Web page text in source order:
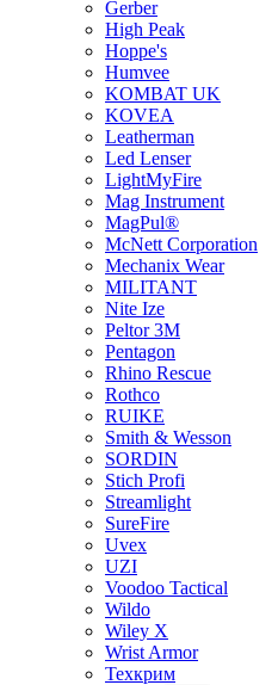
Gerber
High Peak
Hoppe's
Humvee
KOMBAT UK
KOVEA
Leatherman
Led Lenser
LightMyFire
Mag Instrument
MagPul®
McNett Corporation
Mechanix Wear
MILITANT
Nite Ize
Peltor 3M
Pentagon
Rhino Rescue
Rothco
RUIKE
Smith & Wesson
SORDIN
Stich Profi
Streamlight
SureFire
Uvex
UZI
Voodoo Tactical
Wildo
Wiley X
Wrist Armor
Техкрим